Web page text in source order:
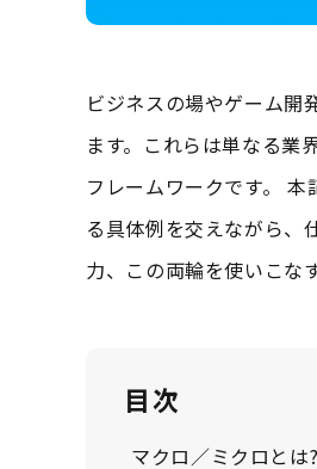
ビジネスの場やゲーム開
ます。これらは単なる業
フレームワークです。
る具体例を交えながら、
力、この両輪を使いこな
目次
マクロ／ミクロとは